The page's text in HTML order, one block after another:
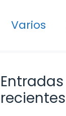
Varios
Entradas
recientes